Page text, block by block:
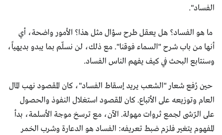
الفساد".
ما هو الفساد؟ هل يعقل طرح سؤال مثل هذا؟ الأمور واضحة، أي
أنها من باب شرح "السماء فوقنا". مع ذلك، لن نسلّم بما يبدو بديهياً،
وسنتابع البحث في كيف يفهم الناس الفساد.
حين رُفع شعار "الشعب يريد إسقاط الفساد"، كان المقصود نهب المال
العام وتوزيعه على الأتباع. كان المقصود استغلال النفوذ والحصول
على الرّشى لجمع ثروات مهولة. الآن، مع ترسخ موجة الأسلمة، بدأ
المفهوم يتغير فلزم ضبط تعريفه: الفساد هو الدعارة وشرب الخمر